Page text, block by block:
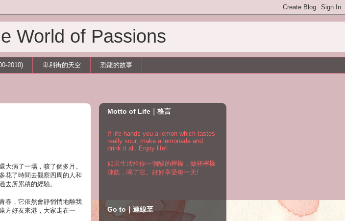
World of Passions
2010) 卑利街的天空 恐龍的故事
病了一場，咳了個多月。
花了時間去觀察四周的人和
去所累積的經驗。
春，它依然會靜悄悄地離我
方好友來港，大家走在一
Motto of Life｜格言
If life hands you a lemon which tastes
really sour, make a lemonade and
drink it all. Enjoy life!
如果生活給你一個酸的檸檬，做杯檸檬
凍飲，喝了它。好好享受每一天!
Go to｜連線至